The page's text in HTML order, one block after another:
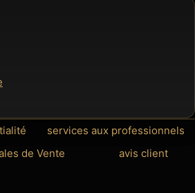
services aux professionnels
de Vente
avis client